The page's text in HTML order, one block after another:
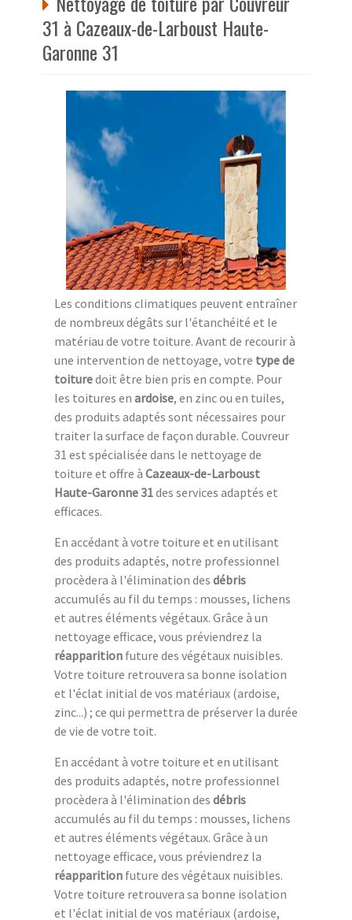
31 à Cazeaux-de-Larboust Haute-
Garonne 31
Les conditions climatiques peuvent entraîner
de nombreux dégâts sur l'étanchéité et le
matériau de votre toiture. Avant de recourir à
une intervention de nettoyage, votre type de
toituredoit être bien pris en compte. Pour
les toitures en ardoise, en zinc ou en tuiles,
des produits adaptés sont nécessaires pour
traiter la surface de façon durable. Couvreur
31 est spécialisée dans le nettoyage de
toiture et offre à Cazeaux-de-Larboust
Haute-Garonne 31des services adaptés et
efficaces.
En accédant à votre toiture et en utilisant
des produits adaptés, notre professionnel
procèdera à l'élimination des débris
accumulés au fil du temps : mousses, lichens
et autres éléments végétaux. Grâce à un
nettoyage efficace, vous préviendrez la
réapparition future des végétaux nuisibles.
Votre toiture retrouvera sa bonne isolation
et l'éclat initial de vos matériaux (ardoise,
zinc...) ; ce qui permettra de préserver la durée
de vie de votre toit.
En accédant à votre toiture et en utilisant
des produits adaptés, notre professionnel
procèdera à l'élimination des débris
accumulés au fil du temps : mousses, lichens
et autres éléments végétaux. Grâce à un
nettoyage efficace, vous préviendrez la
réapparition future des végétaux nuisibles.
Votre toiture retrouvera sa bonne isolation
et l'éclat initial de vos matériaux (ardoise,